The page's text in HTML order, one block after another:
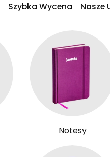
Szybka Wycena Nasze
Notesy